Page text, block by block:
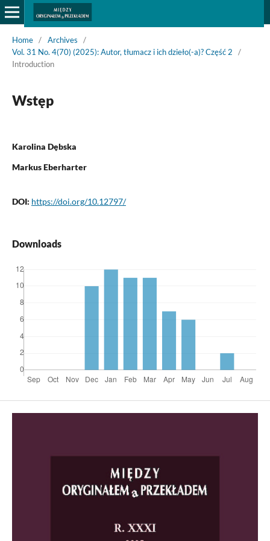
Home / Archives
/
Vol. 31 No. 4(70) (2025): Autor, tłumacz i ich dzieło(-a)? Część 2
/
Introduction
Wstęp
Karolina Dębska
Markus Eberharter
DOI: https://doi.org/10.12797/
Downloads